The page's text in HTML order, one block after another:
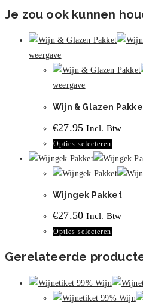
Je zou ook kunnen
weergave
weergave
Wijn & Glazen
€27.95 Incl. Btw
Opties selecteren
product
heeft
Deze
gekozen
worden
op
Wijngek Pakket
€27.50 Incl. Btw
Opties selecteren
heeft
meerdere
variaties.
Gerelateerde